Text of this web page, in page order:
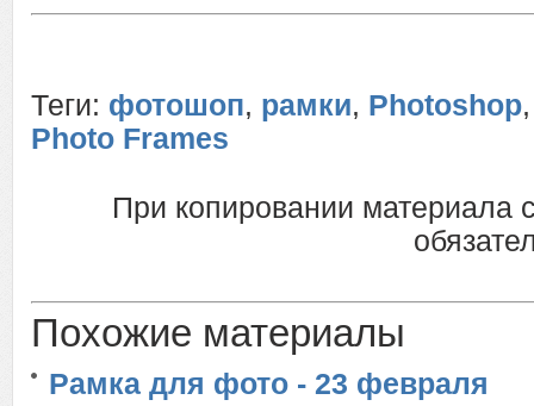
Теги: фотошоп, рамки, Photoshop
Photo Frames
При копировании материала
Похожие материалы
Рамка для фото - 23 февраля